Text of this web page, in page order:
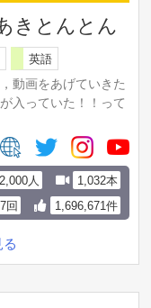
きとんとん
英語
動画をあげていきた
入っていた！！って
人
1,032本
回
1,696,671件